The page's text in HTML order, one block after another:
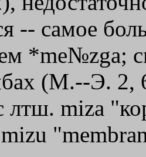
-- самое
*me№zga;
(М.--Э. 2,
mizа